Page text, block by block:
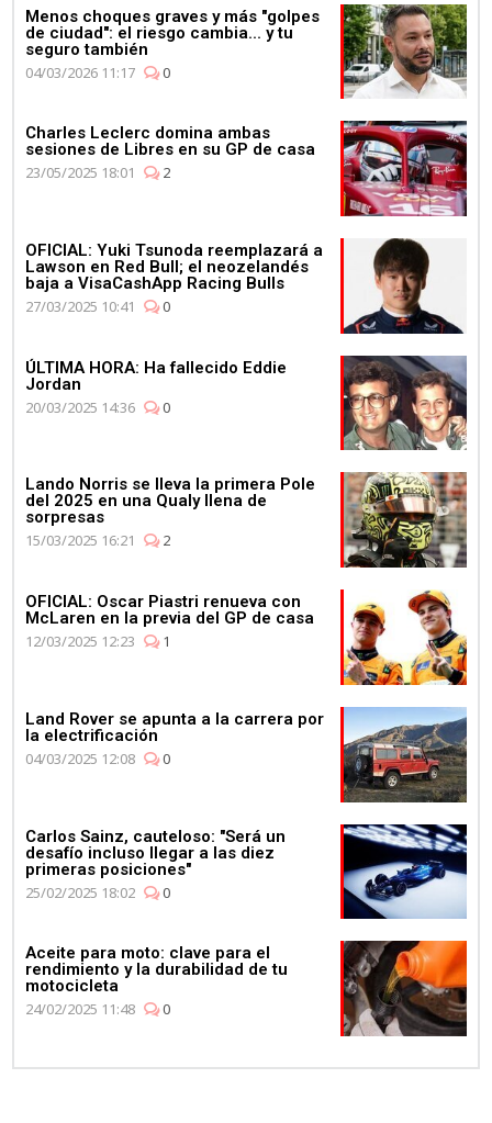
Menos choques graves y más "golpes
de ciudad": el riesgo cambia... y tu
seguro también
04/03/2026 11:17
0
Charles Leclerc domina ambas
sesiones de Libres en su GP de casa
23/05/2025 18:01
2
OFICIAL: Yuki Tsunoda reemplazará a
Lawson en Red Bull; el neozelandés
baja a VisaCashApp Racing Bulls
27/03/2025 10:41
0
ÚLTIMA HORA: Ha fallecido Eddie
Jordan
20/03/2025 14:36
0
Lando Norris se lleva la primera Pole
del 2025 en una Qualy llena de
sorpresas
15/03/2025 16:21
2
OFICIAL: Oscar Piastri renueva con
McLaren en la previa del GP de casa
12/03/2025 12:23
1
Land Rover se apunta a la carrera por
la electrificación
04/03/2025 12:08
0
Carlos Sainz, cauteloso: "Será un
desafío incluso llegar a las diez
primeras posiciones"
25/02/2025 18:02
0
Aceite para moto: clave para el
rendimiento y la durabilidad de tu
motocicleta
24/02/2025 11:48
0